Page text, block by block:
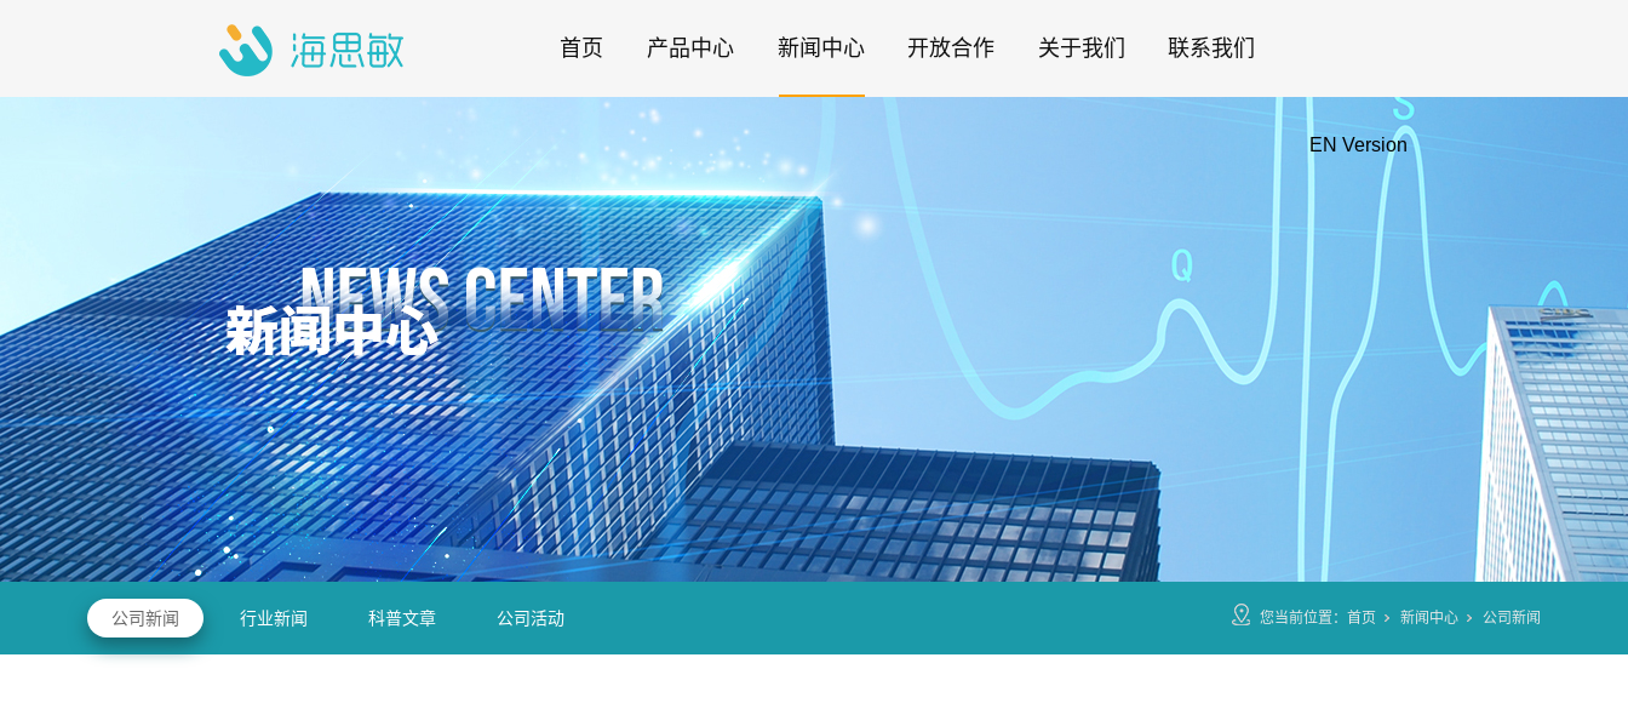
首页 产品中心 新闻中心 开放合作 关于我们 联系我们
EN Version
公司新闻 行业新闻 科普文章 公司活动 您当前位置： 首页 新闻中心 公司新闻